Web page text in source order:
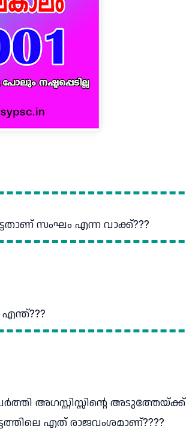
സംഘം എന്ന വാക്ക്‌???
അഗസ്റ്റിസ്സിന്റെ അടുത്തേയ്ക്ക്‌
എത്‌ രാജവംശമാണ്‌????